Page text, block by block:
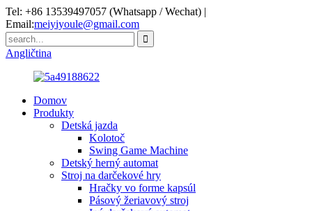
Tel: +86 13539497057 (Whatsapp / Wechat) |
Email:meiyiyoule@gmail.com
Angličtina
Domov
Produkty
Detská jazda
Kolotoč
Swing Game Machine
Detský herný automat
Stroj na darčekové hry
Hračky vo forme kapsúl
Pásový žeriavový stroj